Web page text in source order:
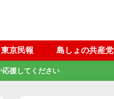
東京民報 島しょの共産党
応援してください